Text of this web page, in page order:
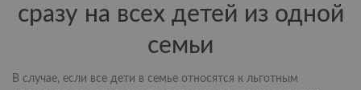
сразу на всех детей из одной
семьи
В случае, если все дети в семье относятся к льготным